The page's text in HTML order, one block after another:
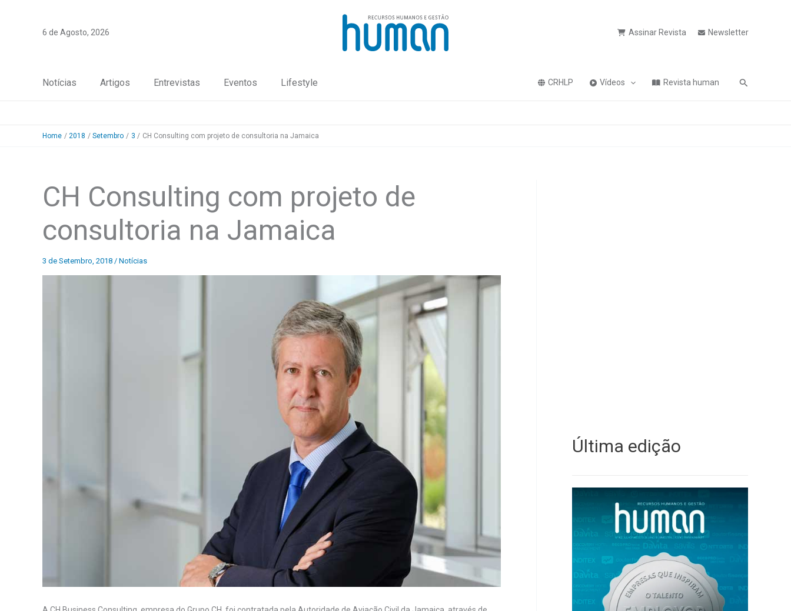
6 de Agosto, 2026 Assinar Revista Newsletter
Notícias Artigos Entrevistas Eventos Lifestyle CRHLP Vídeos Revista human Pesquisa
Home 2018 Setembro 3 CH Consulting com projeto de consultoria na Jamaica
CH Consulting com projeto de
consultoria na Jamaica
3 de Setembro, 2018 / Notícias
Última edição